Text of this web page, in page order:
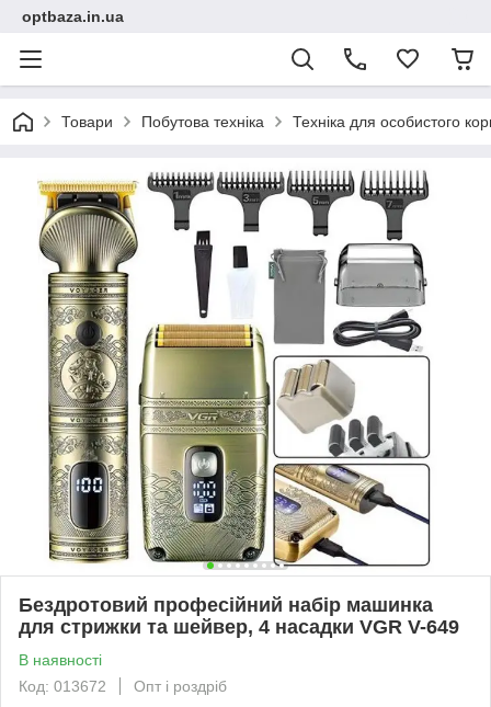
optbaza.in.ua
Товари Побутова техніка Техніка для особистого
Бездротовий професійний набір машинка
для стрижки та шейвер, 4 насадки VGR V-649
В наявності
Код: 013672
Опт і роздріб